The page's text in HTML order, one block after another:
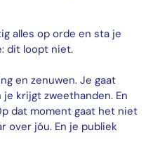
alles op orde en sta je
dit loopt niet.
en zenuwen. Je gaat
krijgt zweethanden. En
dat moment gaat het niet
over jóu. En je publiek